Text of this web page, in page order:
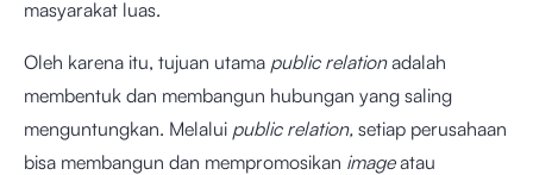
masyarakat luas.
Oleh karena itu, tujuan utama public relationadalah
membentuk dan membangun hubungan yang saling
menguntungkan. Melalui public relation, setiap perusahaan
bisa membangun dan mempromosikan imageatau